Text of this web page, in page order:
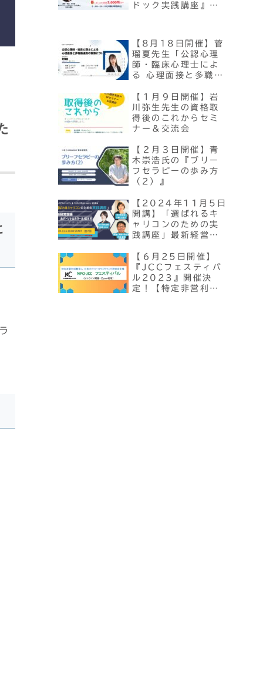
ドック実践講座』
【8月18日開催】菅
瑠夏先生「公認心理
師・臨床心理士によ
る 心理面接と多職種
て」【セミナー】
【１月９日開催】岩
川弥生先生の資格取
得後のこれからセミ
ナー＆交流会
【２月３日開催】青
木崇浩氏の『ブリー
フセラピーの歩み方
（2）』
【2024年11月5日
開講】「選ばれるキ
ャリコンのための実
践講座」最新経営理
＆伝え方
【６月25日開催】
『JCCフェスティバ
ル2023』開催決
定！【特定非営利活